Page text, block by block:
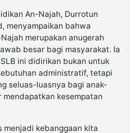
An-Najah, Durrotun
menyampaikan bahwa
merupakan anugerah
besar bagi masyarakat. Ia
ini didirikan bukan untuk
administratif, tetapi
seluas-luasnya bagi anak-
kesempatan
menjadi kebanggaan kita